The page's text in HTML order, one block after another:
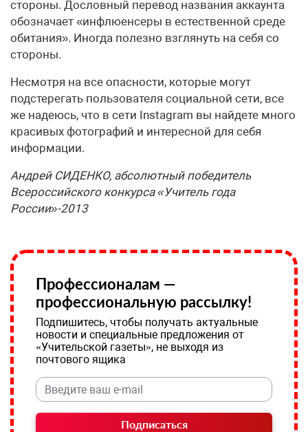
стороны. Дословный перевод названия аккаунта
обозначает «инфлюенсеры в естественной среде
обитания». Иногда полезно взглянуть на себя со
стороны.
Несмотря на все опасности, которые могут
подстерегать пользователя социальной сети, все
же надеюсь, что в сети Instagram вы найдете много
красивых фотографий и интересной для себя
информации.
Андрей СИДЕНКО, абсолютный победитель
Всероссийского конкурса «Учитель года
России»-2013
Профессионалам —
профессиональную рассылку!
Подпишитесь, чтобы получать актуальные
новости и специальные предложения от
«Учительской газеты», не выходя из
почтового ящика
Подписаться